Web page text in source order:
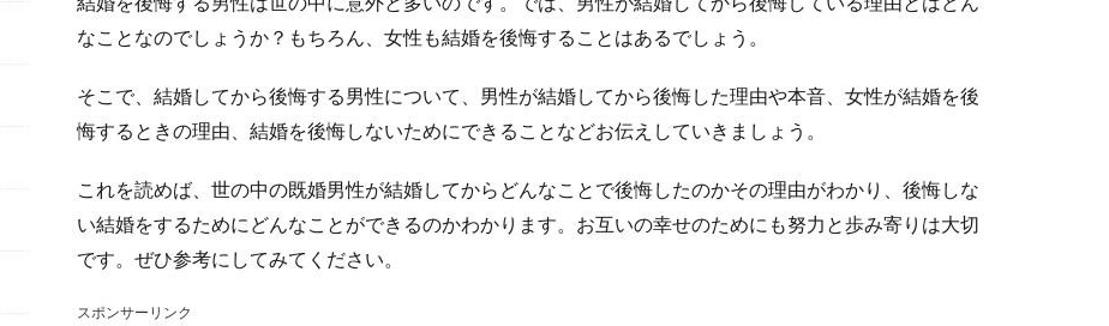
なことなのでしょうか？もちろん、女性も結婚を後悔することはあるでしょう。
そこで、結婚してから後悔する男性について、男性が結婚してから後悔した理由や本音、女性が結婚を後
悔するときの理由、結婚を後悔しないためにできることなどお伝えしていきましょう。
これを読めば、世の中の既婚男性が結婚してからどんなことで後悔したのかその理由がわかり、後悔しな
い結婚をするためにどんなことができるのかわかります。お互いの幸せのためにも努力と歩み寄りは大切
です。ぜひ参考にしてみてください。
スポンサーリンク